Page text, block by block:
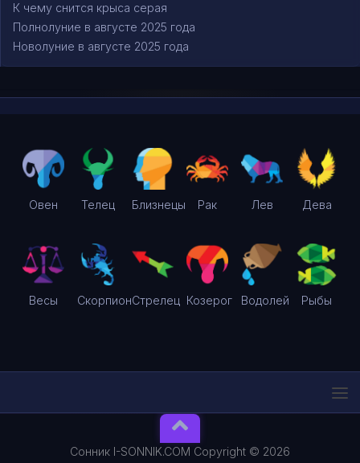
К чему снится крыса серая
Полнолуние в августе 2025 года
Новолуние в августе 2025 года
Овен Телец Близнецы Рак Лев Дева
Весы СкорпионСтрелец Козерог Водолей Рыбы
Сонник I-SONNIK.COM Copyright © 2026